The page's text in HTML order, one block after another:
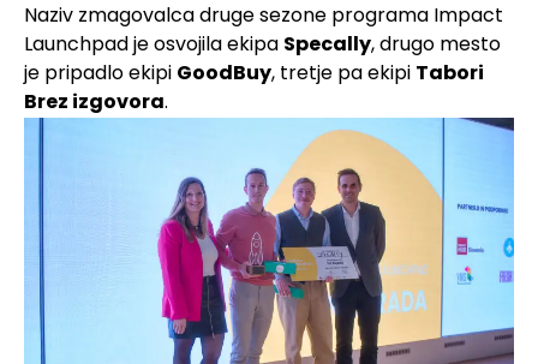
Naziv zmagovalca druge sezone programa Impact
Launchpad je osvojila ekipa Specally, drugo mesto
je pripadlo ekipi GoodBuy, tretje pa ekipi Tabori
Brez izgovora.